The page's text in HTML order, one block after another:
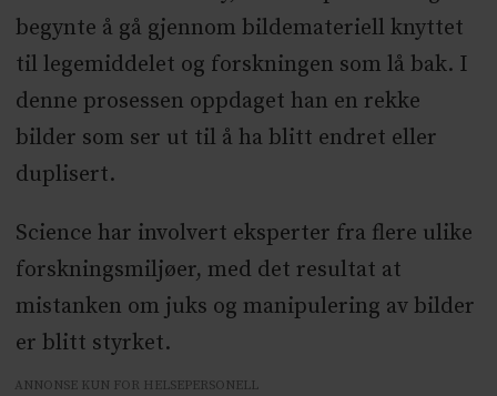
begynte å gå gjennom bildemateriell knyttet
til legemiddelet og forskningen som lå bak. I
denne prosessen oppdaget han en rekke
bilder som ser ut til å ha blitt endret eller
duplisert.
Science har involvert eksperter fra flere ulike
forskningsmiljøer, med det resultat at
mistanken om juks og manipulering av bilder
er blitt styrket.
ANNONSE KUN FOR HELSEPERSONELL